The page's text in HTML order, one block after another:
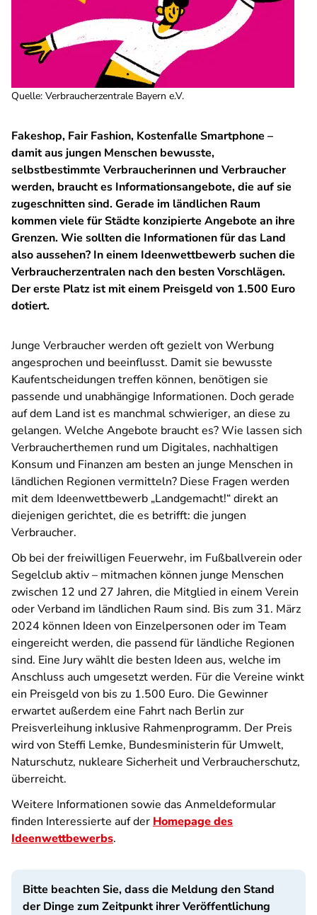
Quelle: Verbraucherzentrale Bayern e.V.
Fakeshop, Fair Fashion, Kostenfalle Smartphone –
damit aus jungen Menschen bewusste,
selbstbestimmte Verbraucherinnen und Verbraucher
werden, braucht es Informationsangebote, die auf sie
zugeschnitten sind. Gerade im ländlichen Raum
kommen viele für Städte konzipierte Angebote an ihre
Grenzen. Wie sollten die Informationen für das Land
also aussehen? In einem Ideenwettbewerb suchen die
Verbraucherzentralen nach den besten Vorschlägen.
Der erste Platz ist mit einem Preisgeld von 1.500 Euro
dotiert.
Junge Verbraucher werden oft gezielt von Werbung
angesprochen und beeinflusst. Damit sie bewusste
Kaufentscheidungen treffen können, benötigen sie
passende und unabhängige Informationen. Doch gerade
auf dem Land ist es manchmal schwieriger, an diese zu
gelangen. Welche Angebote braucht es? Wie lassen sich
Verbraucherthemen rund um Digitales, nachhaltigen
Konsum und Finanzen am besten an junge Menschen in
ländlichen Regionen vermitteln? Diese Fragen werden
mit dem Ideenwettbewerb „Landgemacht!“ direkt an
diejenigen gerichtet, die es betrifft: die jungen
Verbraucher.
Ob bei der freiwilligen Feuerwehr, im Fußballverein oder
Segelclub aktiv – mitmachen können junge Menschen
zwischen 12 und 27 Jahren, die Mitglied in einem Verein
oder Verband im ländlichen Raum sind. Bis zum 31. März
2024 können Ideen von Einzelpersonen oder im Team
eingereicht werden, die passend für ländliche Regionen
sind. Eine Jury wählt die besten Ideen aus, welche im
Anschluss auch umgesetzt werden. Für die Vereine winkt
ein Preisgeld von bis zu 1.500 Euro. Die Gewinner
erwartet außerdem eine Fahrt nach Berlin zur
Preisverleihung inklusive Rahmenprogramm. Der Preis
wird von Steffi Lemke, Bundesministerin für Umwelt,
Naturschutz, nukleare Sicherheit und Verbraucherschutz,
überreicht.
Weitere Informationen sowie das Anmeldeformular
finden Interessierte auf der Homepage des
Ideenwettbewerbs.
Bitte beachten Sie, dass die Meldung den Stand
der Dinge zum Zeitpunkt ihrer Veröffentlichung